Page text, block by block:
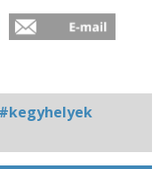
#kegyhelyek